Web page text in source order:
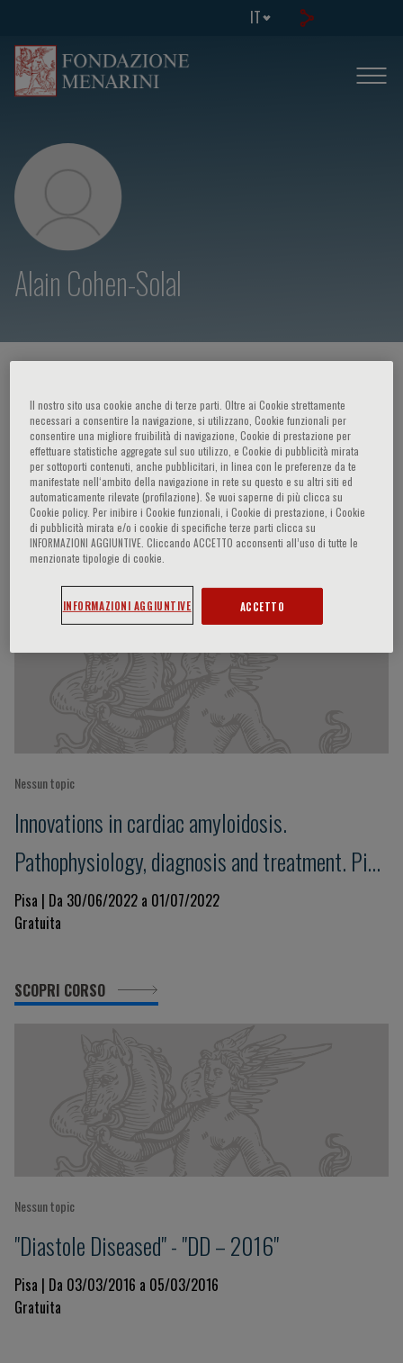
IT
Alain Cohen-Solal
Alain Cohen-Solal
Partecipazioni del relatore
Nessun topic
Innovations in cardiac amyloidosis.
Pathophysiology, diagnosis and treatment. Pisa
Amyloid 2022
Pisa | Da 30/06/2022 a 01/07/2022
Gratuita
SCOPRI CORSO
Nessun topic
"Diastole Diseased" - "DD – 2016"
Pisa | Da 03/03/2016 a 05/03/2016
Gratuita
Il nostro sito usa cookie anche di terze parti. Oltre ai Cookie strettamente
necessari a consentire la navigazione, si utilizzano, Cookie funzionali per
consentire una migliore fruibilità di navigazione, Cookie di prestazione per
effettuare statistiche aggregate sul suo utilizzo, e Cookie di pubblicità mirata
per sottoporti contenuti, anche pubblicitari, in linea con le preferenze da te
manifestate nell‘ambito della navigazione in rete su questo e su altri siti ed
automaticamente rilevate (profilazione). Se vuoi saperne di più clicca su
Cookie policy. Per inibire i Cookie funzionali, i Cookie di prestazione, i Cookie
di pubblicità mirata e/o i cookie di specifiche terze parti clicca su
INFORMAZIONI AGGIUNTIVE. Cliccando ACCETTO acconsenti all’uso di tutte le
menzionate tipologie di cookie.
INFORMAZIONI AGGIUNTIVE ACCETTO